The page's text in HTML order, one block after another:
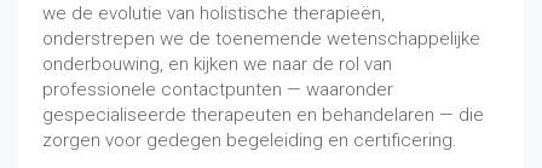
we de evolutie van holistische therapieën,
onderstrepen we de toenemende wetenschappelijke
onderbouwing, en kijken we naar de rol van
professionele contactpunten — waaronder
gespecialiseerde therapeuten en behandelaren — die
zorgen voor gedegen begeleiding en certificering.